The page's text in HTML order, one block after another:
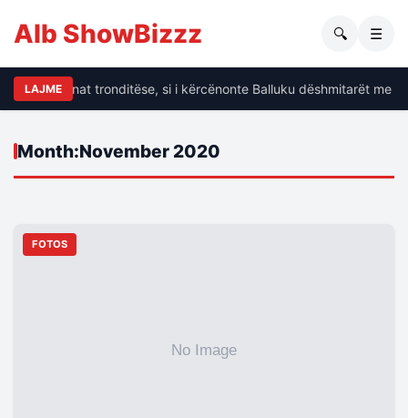
Alb ShowBizzz 🔍 ☰
LAJME
të dhënat tronditëse, si i kërcënonte Balluku dëshmitarët me
Month:November 2020
FOTOS